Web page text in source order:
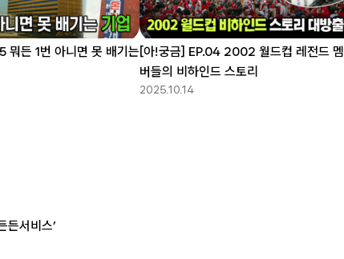
뭐든 1번 아니면 못 배기는[아!궁금] EP.04 2002 월드컵 레전드 멤
버들의 비하인드 스토리
2025.10.14
든서비스’